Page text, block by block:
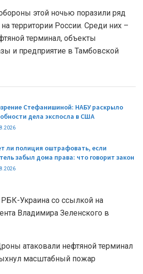
этой ночью поразили ряд
территории России. Среди них –
терминал, объекты
и предприятие в Тамбовской
Стефанишиной: НАБУ раскрыло
дела экспосла в США
ли полиция оштрафовать, если
забыл дома права: что говорит закон
Украина со ссылкой на
Владимира Зеленского в
атаковали нефтяной терминал
масштабный пожар